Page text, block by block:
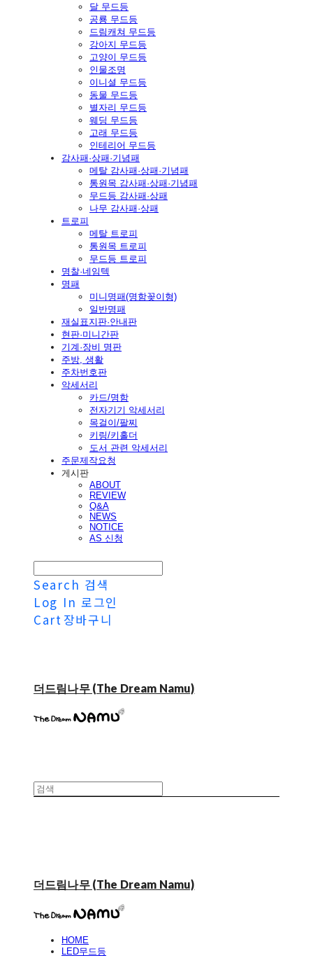
달 무드등
공룡 무드등
드림캐쳐 무드등
강아지 무드등
고양이 무드등
인물조명
이니셜 무드등
동물 무드등
별자리 무드등
웨딩 무드등
고래 무드등
인테리어 무드등
감사패·상패·기념패
메탈 감사패·상패·기념패
통원목 감사패·상패·기념패
무드등 감사패·상패
나무 감사패·상패
트로피
메탈 트로피
통원목 트로피
무드등 트로피
명찰·네임텍
명패
미니명패(명함꽂이형)
일반명패
재실표지판·안내판
현판·미니간판
기계·장비 명판
주방, 생활
주차번호판
악세서리
카드/명함
전자기기 악세서리
목걸이/팔찌
키링/키홀더
도서 관련 악세서리
주문제작요청
게시판
ABOUT
REVIEW
Q&A
NEWS
NOTICE
AS 신청
Search 검색
Log In 로그인
Cart 장바구니
더드림나무 (The Dream Namu)
더드림나무 (The Dream Namu)
HOME
LED무드등